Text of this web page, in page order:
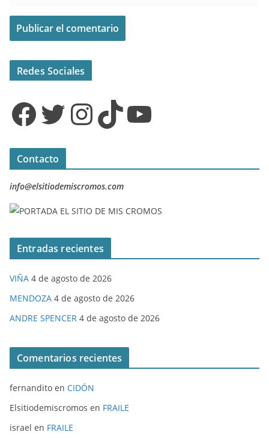
Redes Sociales
Facebook Twitter InstagramTikTok YouTube
Contacto
info@elsitiodemiscromos.com
Entradas recientes
VIÑA 4 de agosto de 2026
MENDOZA 4 de agosto de 2026
ANDRE SPENCER 4 de agosto de 2026
Comentarios recientes
fernandito en CIDÓN
Elsitiodemiscromos en FRAILE
israel en FRAILE